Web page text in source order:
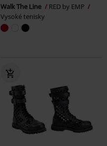
Walk The Line
RED by EMP
Vysoké tenisky